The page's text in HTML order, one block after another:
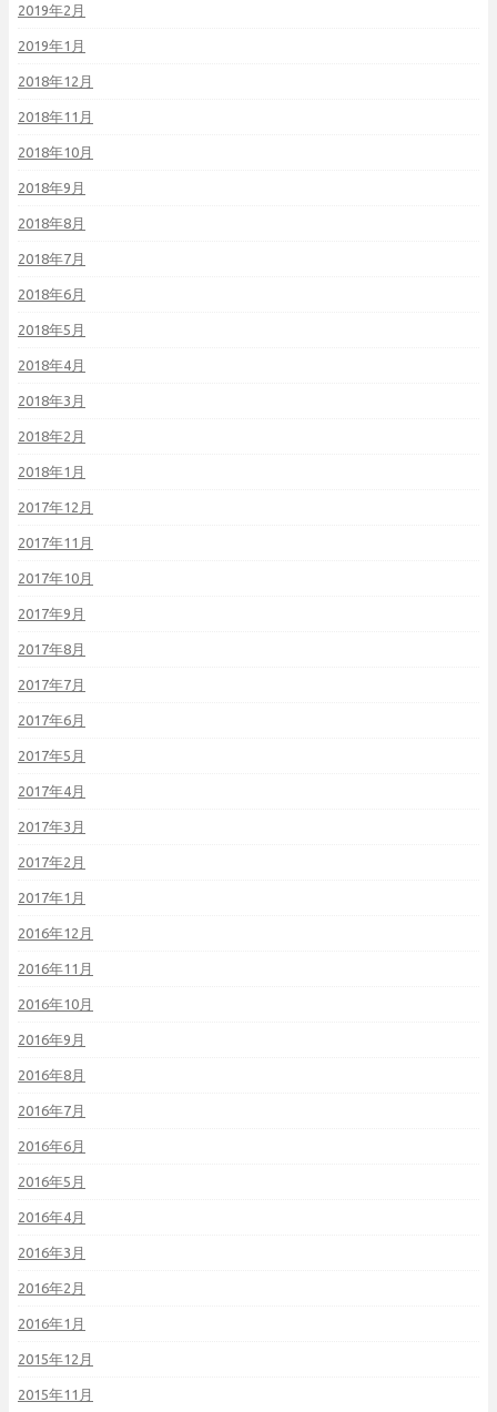
2019年2月
2019年1月
2018年12月
2018年11月
2018年10月
2018年9月
2018年8月
2018年7月
2018年6月
2018年5月
2018年4月
2018年3月
2018年2月
2018年1月
2017年12月
2017年11月
2017年10月
2017年9月
2017年8月
2017年7月
2017年6月
2017年5月
2017年4月
2017年3月
2017年2月
2017年1月
2016年12月
2016年11月
2016年10月
2016年9月
2016年8月
2016年7月
2016年6月
2016年5月
2016年4月
2016年3月
2016年2月
2016年1月
2015年12月
2015年11月